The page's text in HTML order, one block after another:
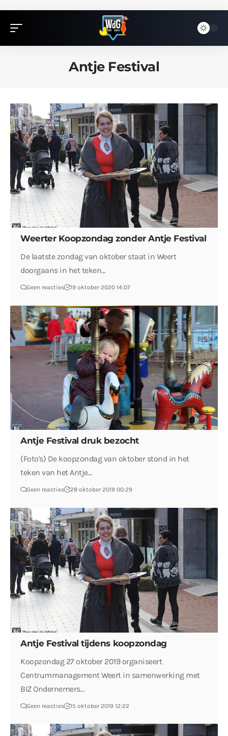
Antje Festival
Weerter Koopzondag zonder Antje Festival
De laatste zondag van oktober staat in Weert
doorgaans in het teken…
Geen reacties 19 oktober 2020 14:07
Antje Festival druk bezocht
(Foto's) De koopzondag van oktober stond in het
teken van het Antje…
Geen reacties 28 oktober 2019 00:29
Antje Festival tijdens koopzondag
Koopzondag 27 oktober 2019 organiseert
Centrummanagement Weert in samenwerking met
BIZ Ondernemers…
Geen reacties 15 oktober 2019 12:22